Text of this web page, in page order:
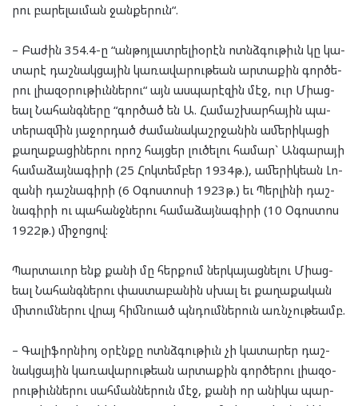
րու բա­րե­լաւ­ման ջան­քե­րուն“.
– Բա­ժին 354.4-ը “ան­թոյ­լատ­րելի­օ­րէն ոտնձ­գու­թիւն կը կա­
տա­րէ դաշ­նակ­ցա­յին կա­ռա­վա­րու­թեան ար­տա­քին գոր­ծե­
րու լի­ա­զօ­րու­թիւն­նե­րու“ այն աս­պա­րէ­զին մէջ, ուր Մի­աց­
եալ Նա­հանգ­նե­րը “գոր­ծած են Ա. Հա­մաշ­խար­հա­յին պա­
տե­րազ­մին յա­ջոր­դած ժա­մա­նա­կաշր­ջա­նին ամե­րի­կա­ցի
քա­ղա­քա­ցի­նե­րու որոշ հայ­ցեր լու­ծե­լու հա­մար` Ան­գա­րա­յի
հա­մա­ձայ­նա­գի­րի (25 Հոկ­տեմ­բեր 1934թ.), ամե­րիկ­եան Լո­
զա­նի դաշ­նա­գի­րի (6 Օգոս­տո­սի 1923թ.) եւ Պեր­լի­նի դաշ­
նա­գի­րի ու պա­հանջ­նե­րու հա­մա­ձայ­նա­գի­րի (10 Օգոս­տոս
1922թ.) մի­ջո­ցով:
Պար­տա­ւոր ենք քա­նի մը հեր­քում ներ­կա­յաց­նե­լու Մի­աց­
եալ Նա­հանգ­նե­րու փաս­տա­բա­նին սխալ եւ քա­ղա­քա­կան
մի­տում­նե­րու վրայ հիմն­ուած պնդում­նե­րուն առն­չու­թեամբ.
– Գա­լի­ֆորն­իոյ օրէն­քը ոտնձ­գու­թիւն չի կա­տա­րեր դաշ­
նակ­ցա­յին կա­ռա­վա­րու­թեան ար­տա­քին գոր­ծե­րու լի­ա­զօ­
րու­թիւն­նե­րու սահ­ման­նե­րուն մէջ, քա­նի որ անի­կա պար­